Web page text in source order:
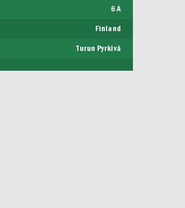
6 A
Finland
Turun Pyrkivä